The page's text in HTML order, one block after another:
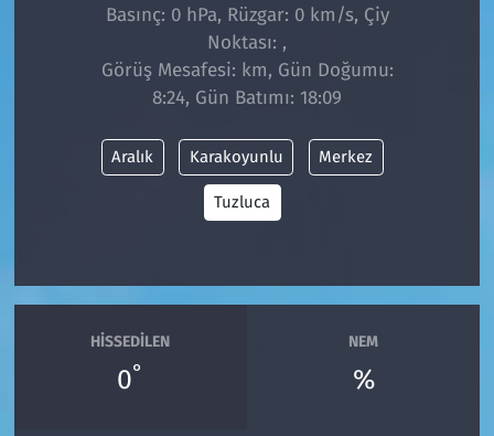
Basınç: 0 hPa, Rüzgar: 0 km/s, Çiy
Noktası: ,
Görüş Mesafesi: km, Gün Doğumu:
8:24, Gün Batımı: 18:09
Aralık Karakoyunlu Merkez
Tuzluca
HISSEDILEN
0°
NEM
%
Şarköy
Süleymanpaşa
Tekirdağ